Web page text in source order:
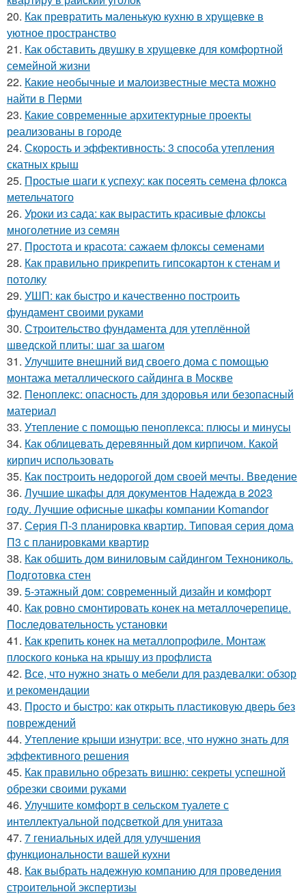
20. Как превратить маленькую кухню в хрущевке в
уютное пространство
21. Как обставить двушку в хрущевке для комфортной
семейной жизни
22. Какие необычные и малоизвестные места можно
найти в Перми
23. Какие современные архитектурные проекты
реализованы в городе
24. Скорость и эффективность: 3 способа утепления
скатных крыш
25. Простые шаги к успеху: как посеять семена флокса
метельчатого
26. Уроки из сада: как вырастить красивые флоксы
многолетние из семян
27. Простота и красота: сажаем флоксы семенами
28. Как правильно прикрепить гипсокартон к стенам и
потолку
29. УШП: как быстро и качественно построить
фундамент своими руками
30. Строительство фундамента для утеплённой
шведской плиты: шаг за шагом
31. Улучшите внешний вид своего дома с помощью
монтажа металлического сайдинга в Москве
32. Пеноплекс: опасность для здоровья или безопасный
материал
33. Утепление с помощью пеноплекса: плюсы и минусы
34. Как облицевать деревянный дом кирпичом. Какой
кирпич использовать
35. Как построить недорогой дом своей мечты. Введение
36. Лучшие шкафы для документов Надежда в 2023
году. Лучшие офисные шкафы компании Komandor
37. Серия П-3 планировка квартир. Типовая серия дома
П3 с планировками квартир
38. Как обшить дом виниловым сайдингом Технониколь.
Подготовка стен
39. 5-этажный дом: современный дизайн и комфорт
40. Как ровно смонтировать конек на металлочерепице.
Последовательность установки
41. Как крепить конек на металлопрофиле. Монтаж
плоского конька на крышу из профлиста
42. Все, что нужно знать о мебели для раздевалки: обзор
и рекомендации
43. Просто и быстро: как открыть пластиковую дверь без
повреждений
44. Утепление крыши изнутри: все, что нужно знать для
эффективного решения
45. Как правильно обрезать вишню: секреты успешной
обрезки своими руками
46. Улучшите комфорт в сельском туалете с
интеллектуальной подсветкой для унитаза
47. 7 гениальных идей для улучшения
функциональности вашей кухни
48. Как выбрать надежную компанию для проведения
строительной экспертизы